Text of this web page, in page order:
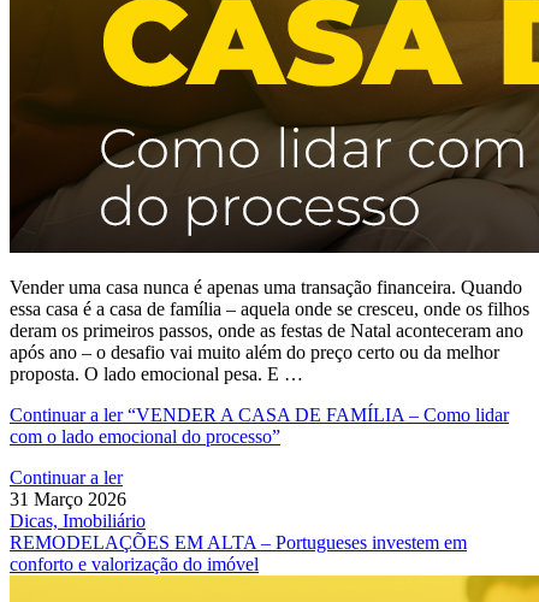
Vender uma casa nunca é apenas uma transação financeira. Quando
essa casa é a casa de família – aquela onde se cresceu, onde os filhos
deram os primeiros passos, onde as festas de Natal aconteceram ano
após ano – o desafio vai muito além do preço certo ou da melhor
proposta. O lado emocional pesa. E …
Continuar a ler“VENDER A CASA DE FAMÍLIA – Como lidar
com o lado emocional do processo”
Continuar a ler
31 Março 2026
Dicas, Imobiliário
REMODELAÇÕES EM ALTA – Portugueses investem em
conforto e valorização do imóvel